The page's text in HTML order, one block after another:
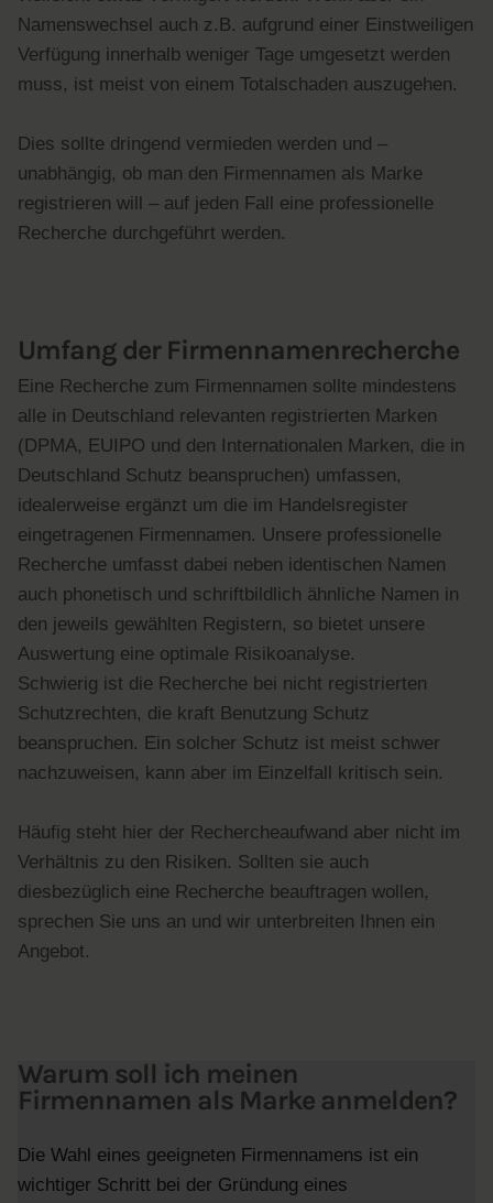
Namenswechsel auch z.B. aufgrund einer Einstweiligen
Verfügung innerhalb weniger Tage umgesetzt werden
muss, ist meist von einem Totalschaden auszugehen.
Dies sollte dringend vermieden werden und –
unabhängig, ob man den Firmennamen als Marke
registrieren will – auf jeden Fall eine professionelle
Recherche durchgeführt werden.
Umfang der Firmennamenrecherche
Eine Recherche zum Firmennamen sollte mindestens
alle in Deutschland relevanten registrierten Marken
(DPMA, EUIPO und den Internationalen Marken, die in
Deutschland Schutz beanspruchen) umfassen,
idealerweise ergänzt um die im Handelsregister
eingetragenen Firmennamen. Unsere professionelle
Recherche umfasst dabei neben identischen Namen
auch phonetisch und schriftbildlich ähnliche Namen in
den jeweils gewählten Registern, so bietet unsere
Auswertung eine optimale Risikoanalyse.
Schwierig ist die Recherche bei nicht registrierten
Schutzrechten, die kraft Benutzung Schutz
beanspruchen. Ein solcher Schutz ist meist schwer
nachzuweisen, kann aber im Einzelfall kritisch sein.
Häufig steht hier der Rechercheaufwand aber nicht im
Verhältnis zu den Risiken. Sollten sie auch
diesbezüglich eine Recherche beauftragen wollen,
sprechen Sie uns an und wir unterbreiten Ihnen ein
Angebot.
Warum soll ich meinen
Firmennamen als Marke anmelden?
Die Wahl eines geeigneten Firmennamens ist ein
wichtiger Schritt bei der Gründung eines